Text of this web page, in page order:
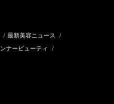
/ 最新美容ニュース /
ナービューティ /